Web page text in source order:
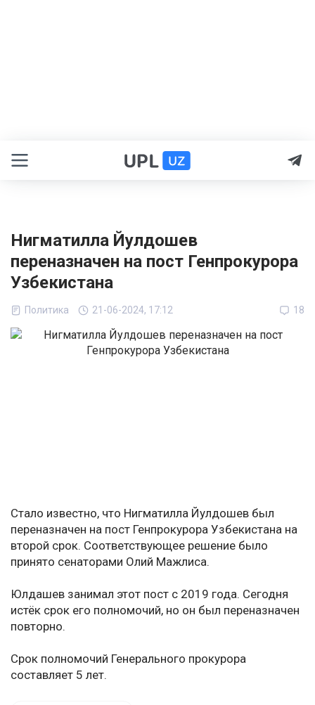
Нигматилла Йулдошев
переназначен на пост Генпрокурора
Узбекистана
Политика 21-06-2024, 17:12 18
Стало известно, что Нигматилла Йулдошев был
переназначен на пост Генпрокурора Узбекистана на
второй срок. Соответствующее решение было
принято сенаторами Олий Мажлиса.
Юлдашев занимал этот пост с 2019 года. Сегодня
истёк срок его полномочий, но он был переназначен
повторно.
Срок полномочий Генерального прокурора
составляет 5 лет.